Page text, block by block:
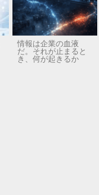
情報は企業の血液
だ。それが止まると
き、何が起きるか